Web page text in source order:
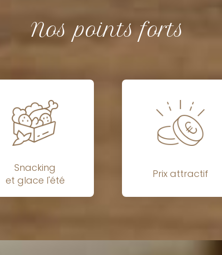
Nos points forts
Snacking
et glace l'été
Prix attractif